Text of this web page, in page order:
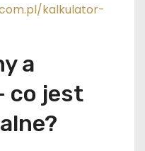
kalkulator-
a
co jest